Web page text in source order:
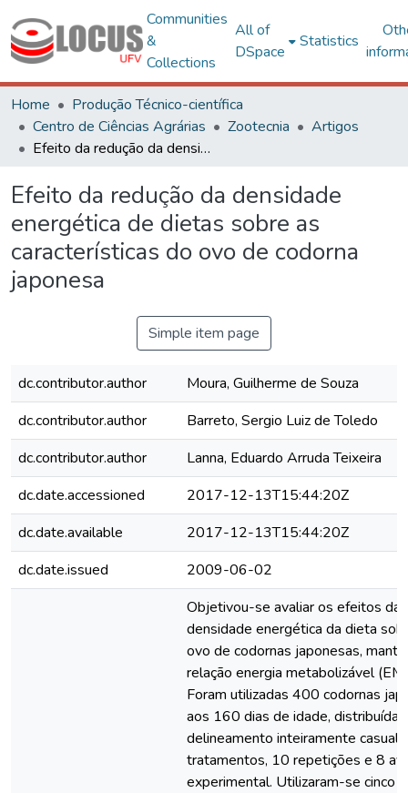
Communities
&
Collections
All of
DSpace
Statistics
Home
Produção Técnico-científica
Centro de Ciências Agrárias
Zootecnia
Artigos
Efeito da redução da densidade energética de dietas sobre as características do ovo de codorna japonesa
Efeito da redução da densidade
energética de dietas sobre as
características do ovo de codorna
japonesa
Simple item page
dc.contributor.author
Moura, Guilherme de Souza
dc.contributor.author
Barreto, Sergio Luiz de Toledo
dc.contributor.author
Lanna, Eduardo Arruda Teixeira
dc.date.accessioned
2017-12-13T15:44:20Z
dc.date.available
2017-12-13T15:44:20Z
dc.date.issued
2009-06-02
Objetivou-se avaliar os efeitos da
densidade energética da dieta
ovo de codornas japonesas,
relação energia metabolizável
Foram utilizadas 400 codornas
aos 160 dias de idade,
delineamento inteiramente
tratamentos, 10 repetições e 8
experimental. Utilizaram-se cinco